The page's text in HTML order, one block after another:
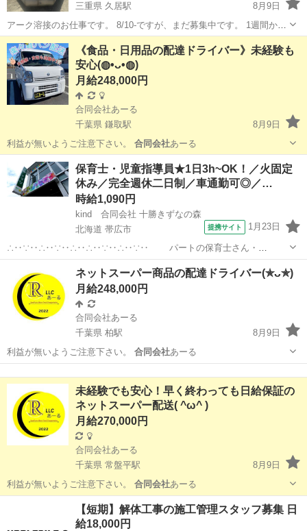
三重県 久居駅
8月9日
アーク溶接のお仕事です。 8/10-ですが、まだ募集中です。 1週間から
20日程度です。 お気軽にお問い合わせください。 よろしくお願い申し
上げます。
三重 津市 久居駅 その他 アーク溶接
《食品・日用品の配達ドライバー》未経験も
安心(⁠◍⁠•⁠ᴗ⁠•⁠◍⁠)
月給248,000円
合同会社あーる
千葉県 鎌取駅
8月9日
利益が無いようご注意下さい。 合同会社あーる
千葉市 鎌取駅 ドライバー 業務委託契約
保育士・児童指導員★1日3h~OK！／火固定
休み／完全週休二日制／車通勤可◎／…
時給1,090円
kind 合同会社 十勝きずなの森
北海道 帯広市
提携サイト 1月23日
∴‥∵‥∴‥∵‥∴‥∴‥∵‥∴‥∵‥ パートの保育士さん・
児童指導員さんを募集！ ※送迎業務ご相談
◆9:00~18:00の中で 【1日3h〜で18時まで出られる方】 まず
は希望の時間...
保育士
ネットスーパー商品の配達ドライバー(⁠✯⁠ᴗ⁠✯⁠)
月給248,000円
合同会社あーる
千葉県 柏駅
8月9日
利益が無いようご注意下さい。 合同会社あーる
未経験でも安心！早く終わっても日給保証の
ネットスーパー配送( ^ω^ )
月給270,000円
合同会社あーる
千葉県 常盤平駅
8月9日
利益が無いようご注意下さい。 合同会社あーる
常盤平駅 配送 ネットスーパー
【短期】解体工事の施工管理スタッフ募集 日
給18,000円